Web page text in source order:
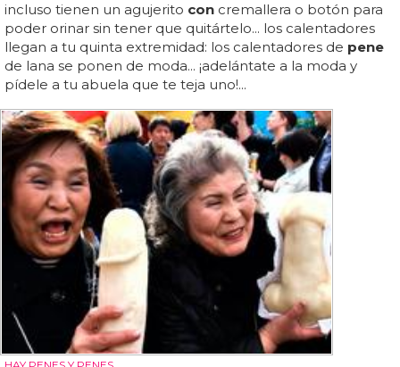
incluso tienen un agujerito con cremallera o botón para
poder orinar sin tener que quitártelo... los calentadores
llegan a tu quinta extremidad: los calentadores de pene
de lana se ponen de moda... ¡adelántate a la moda y
pídele a tu abuela que te teja uno!...